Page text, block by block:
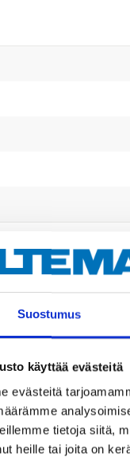
Suostumus
käyttää evästeitä
evästeitä
tietoja siitä,
heille tai joita on